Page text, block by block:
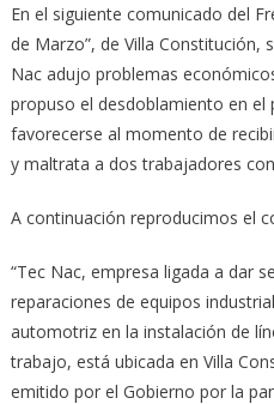
En el siguiente comunicado del
de Marzo”, de Villa Constitución,
Nac adujo problemas
propuso el desdoblamiento en el
favorecerse al momento de
y maltrata a dos trabajadores
A continuación reproducimos el
“Tec Nac, empresa ligada a dar
reparaciones de equipos
automotriz en la instalación de
trabajo, está ubicada en Villa
emitido por el Gobierno por la